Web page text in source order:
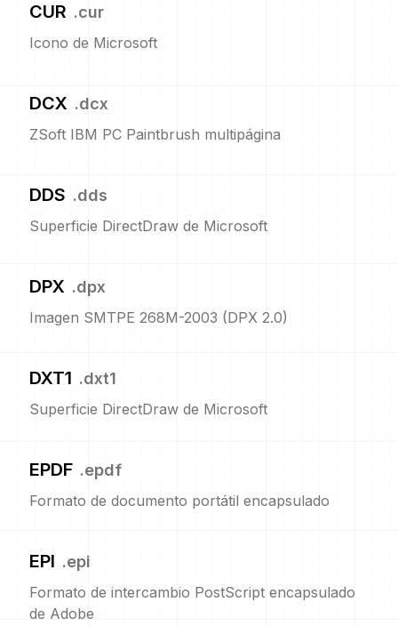
CUR .cur
Icono de Microsoft
DCX .dcx
ZSoft IBM PC Paintbrush multipágina
DDS .dds
Superficie DirectDraw de Microsoft
DPX .dpx
Imagen SMTPE 268M-2003 (DPX 2.0)
DXT1 .dxt1
Superficie DirectDraw de Microsoft
EPDF .epdf
Formato de documento portátil encapsulado
EPI .epi
Formato de intercambio PostScript encapsulado
de Adobe